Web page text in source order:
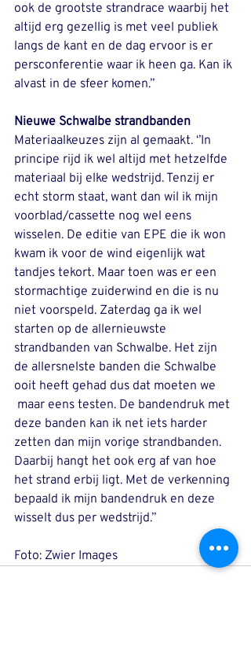
ook de grootste strandrace waarbij het
altijd erg gezellig is met veel publiek
langs de kant en de dag ervoor is er
persconferentie waar ik heen ga. Kan ik
alvast in de sfeer komen.’’
Nieuwe Schwalbe strandbanden
Materiaalkeuzes zijn al gemaakt. ‘’In
principe rijd ik wel altijd met hetzelfde
materiaal bij elke wedstrijd. Tenzij er
echt storm staat, want dan wil ik mijn
voorblad/cassette nog wel eens
wisselen. De editie van EPE die ik won
kwam ik voor de wind eigenlijk wat
tandjes tekort. Maar toen was er een
stormachtige zuiderwind en die is nu
niet voorspeld. Zaterdag ga ik wel
starten op de allernieuwste
strandbanden van Schwalbe. Het zijn
de allersnelste banden die Schwalbe
ooit heeft gehad dus dat moeten we
maar eens testen. De bandendruk met
deze banden kan ik net iets harder
zetten dan mijn vorige strandbanden.
Daarbij hangt het ook erg af van hoe
het strand erbij ligt. Met de verkenning
bepaald ik mijn bandendruk en deze
wisselt dus per wedstrijd.’’
Foto: Zwier Images